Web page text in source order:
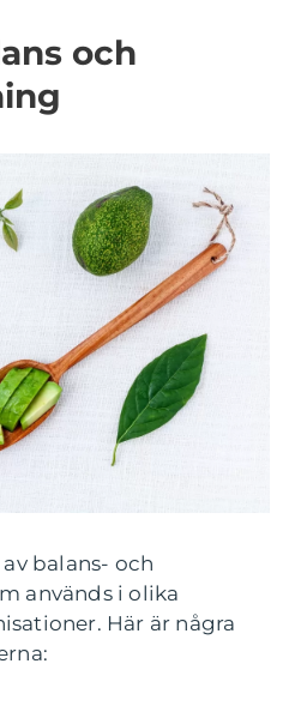
och
balans- och
används i olika
Här är några